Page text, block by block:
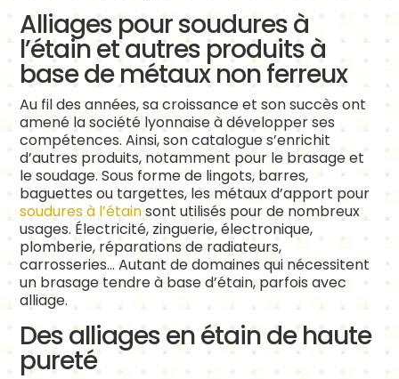
Alliages pour soudures à
l’étain et autres produits à
base de métaux non ferreux
Au fil des années, sa croissance et son succès ont
amené la société lyonnaise à développer ses
compétences. Ainsi, son catalogue s’enrichit
d’autres produits, notamment pour le brasage et
le soudage. Sous forme de lingots, barres,
baguettes ou targettes, les métaux d’apport pour
soudures à l’étainsont utilisés pour de nombreux
usages. Électricité, zinguerie, électronique,
plomberie, réparations de radiateurs,
carrosseries… Autant de domaines qui nécessitent
un brasage tendre à base d’étain, parfois avec
alliage.
Des alliages en étain de haute
pureté